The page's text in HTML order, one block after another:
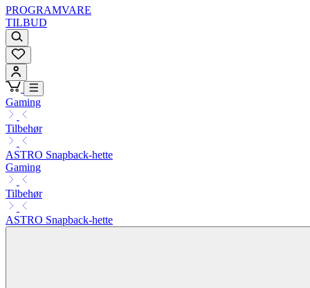
PROGRAMVARE
TILBUD
Gaming
Tilbehør
ASTRO Snapback-hette
Gaming
Tilbehør
ASTRO Snapback-hette